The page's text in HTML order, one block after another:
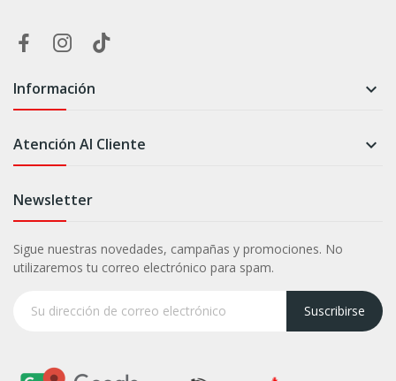
Información 
Atención Al Cliente 
Newsletter
Sigue nuestras novedades, campañas y promociones. No
utilizaremos tu correo electrónico para spam.
Suscribirse